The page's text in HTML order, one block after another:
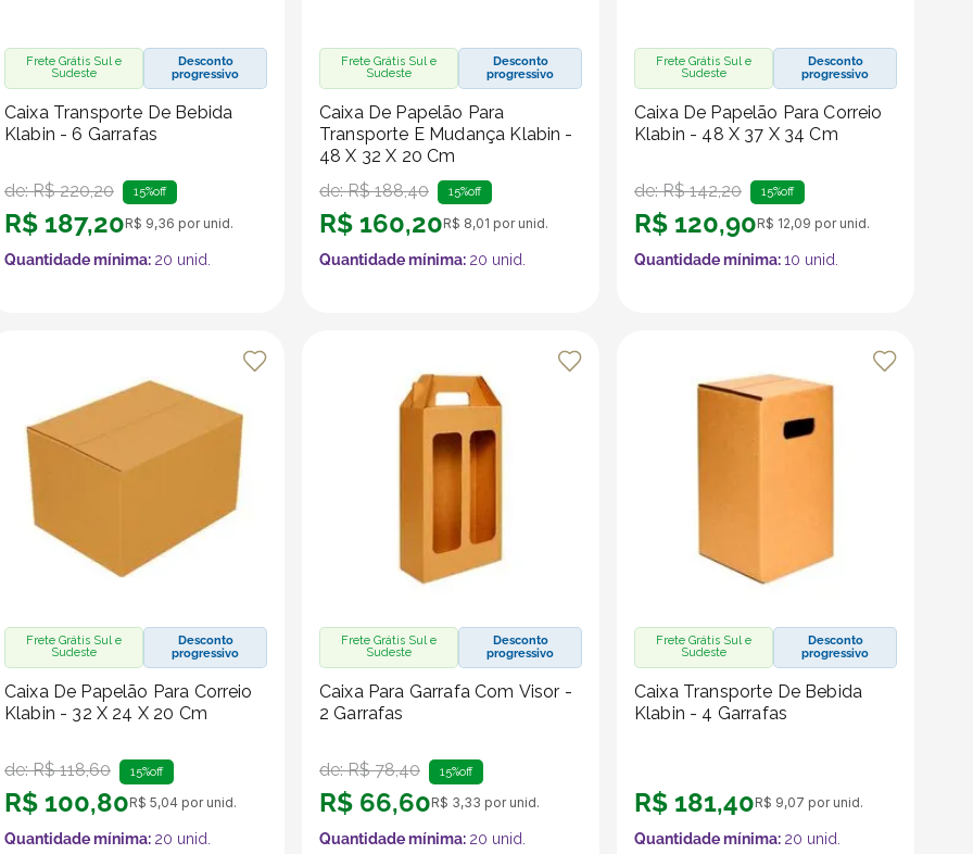
Frete Grátis Sul e
Sudeste
Desconto
progressivo
Caixa Transporte De Bebida
Klabin - 6 Garrafas
de:R$ 220,20 15%off
R$ 187,20R$ 9,36 por unid.
Quantidade mínima: 20 unid.
Frete Grátis Sul e
Sudeste
Desconto
progressivo
Caixa De Papelão Para
Transporte E Mudança Klabin -
48 X 32 X 20 Cm
de:R$ 188,40 15%off
R$ 160,20R$ 8,01 por unid.
Quantidade mínima: 20 unid.
Frete Grátis Sul e
Sudeste
Desconto
progressivo
Caixa De Papelão Para Correio
Klabin - 48 X 37 X 34 Cm
de:R$ 142,20 15%off
R$ 120,90R$ 12,09 por unid.
Quantidade mínima:10 unid.
Frete Grátis Sul e
Sudeste
Desconto
progressivo
Caixa De Papelão Para Correio
Klabin - 32 X 24 X 20 Cm
de:R$ 118,60 15%off
R$ 100,80R$ 5,04 por unid.
Quantidade mínima: 20 unid.
Frete Grátis Sul e
Sudeste
Desconto
progressivo
Caixa Para Garrafa Com Visor -
2 Garrafas
de:R$ 78,40 15%off
R$ 66,60R$ 3,33 por unid.
Quantidade mínima: 20 unid.
Frete Grátis Sul e
Sudeste
Desconto
progressivo
Caixa Transporte De Bebida
Klabin - 4 Garrafas
R$ 181,40R$ 9,07 por unid.
Quantidade mínima: 20 unid.